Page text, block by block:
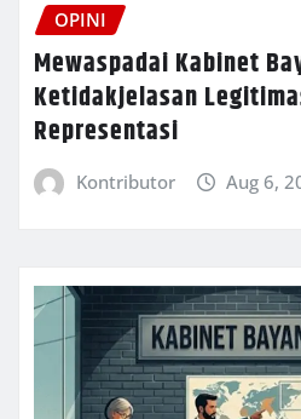
OPINI
Mewaspadai Kabinet
Ketidakjelasan
Representasi
Kontributor Aug 6,